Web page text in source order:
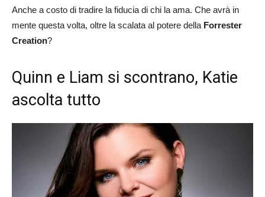
Anche a costo di tradire la fiducia di chi la ama. Che avrà in
mente questa volta, oltre la scalata al potere della Forrester
Creation?
Quinn e Liam si scontrano, Katie
ascolta tutto